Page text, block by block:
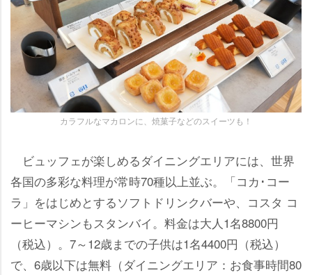
カラフルなマカロンに、焼菓子などのスイーツも！
ビュッフェが楽しめるダイニングエリアには、世界
各国の多彩な料理が常時70種以上並ぶ。「コカ･コー
ラ」をはじめとするソフトドリンクバーや、コスタ コ
ーヒーマシンもスタンバイ。料金は大人1名8800円
（税込）。7～12歳までの子供は1名4400円（税込）
で、6歳以下は無料（ダイニングエリア：お食事時間80